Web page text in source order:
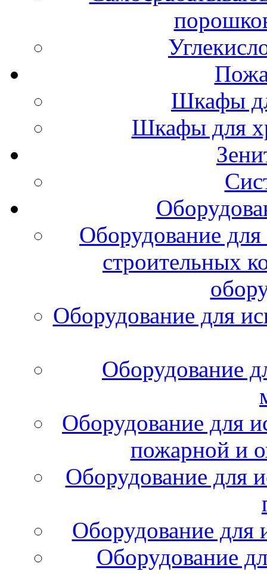
Шкафы
Шкафы для
Оборудование
строительных
Оборудование для
Оборудование
Оборудование для
пожарной и
Оборудование для
Оборудование для
Оборудование